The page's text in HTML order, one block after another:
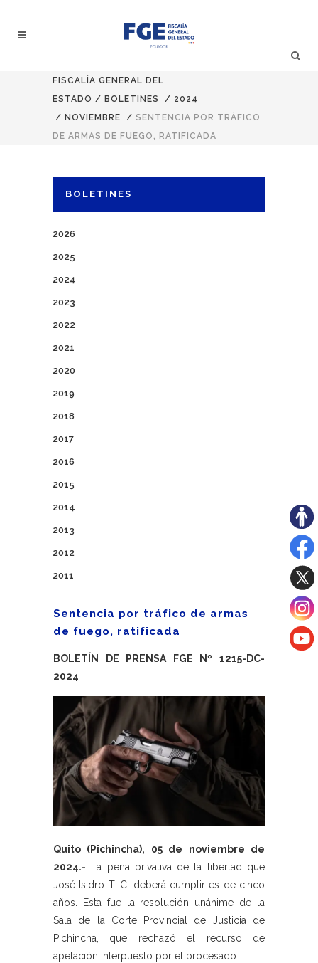
FISCALÍA GENERAL DEL
ESTADO / BOLETINES / 2024
/ NOVIEMBRE / SENTENCIA POR TRÁFICO
DE ARMAS DE FUEGO, RATIFICADA
BOLETINES
2026
2025
2024
2023
2022
2021
2020
2019
2018
2017
2016
2015
2014
2013
2012
2011
Sentencia por tráfico de armas
de fuego, ratificada
BOLETÍN DE PRENSA FGE Nº 1215-DC-
2024
Quito (Pichincha), 05 de noviembre de
2024.- La pena privativa de la libertad que
José Isidro T. C. deberá cumplir es de cinco
años. Esta fue la resolución unánime de la
Sala de la Corte Provincial de Justicia de
Pichincha, que rechazó el recurso de
apelación interpuesto por el procesado.